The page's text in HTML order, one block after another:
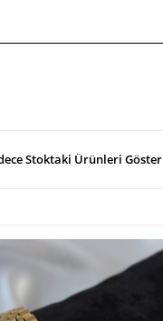
Stoktaki Ürünleri Göster